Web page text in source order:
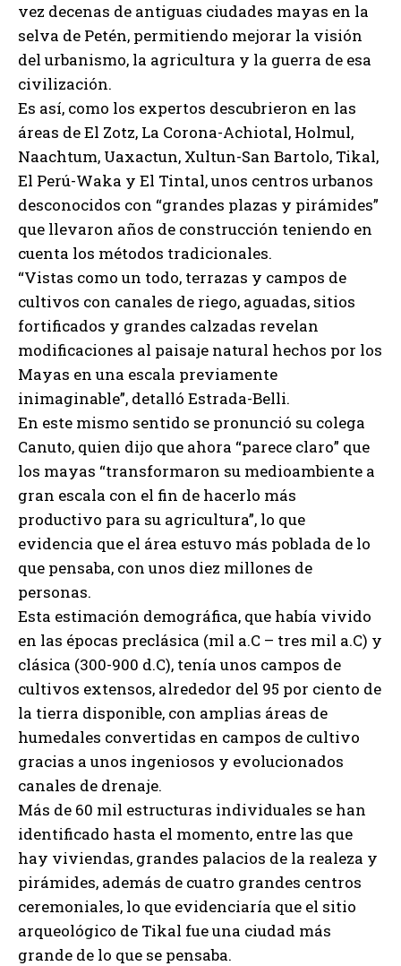
vez decenas de antiguas ciudades mayas en la
selva de Petén, permitiendo mejorar la visión
del urbanismo, la agricultura y la guerra de esa
civilización.
Es así, como los expertos descubrieron en las
áreas de El Zotz, La Corona-Achiotal, Holmul,
Naachtum, Uaxactun, Xultun-San Bartolo, Tikal,
El Perú-Waka y El Tintal, unos centros urbanos
desconocidos con “grandes plazas y pirámides”
que llevaron años de construcción teniendo en
cuenta los métodos tradicionales.
“Vistas como un todo, terrazas y campos de
cultivos con canales de riego, aguadas, sitios
fortificados y grandes calzadas revelan
modificaciones al paisaje natural hechos por los
Mayas en una escala previamente
inimaginable”, detalló Estrada-Belli.
En este mismo sentido se pronunció su colega
Canuto, quien dijo que ahora “parece claro” que
los mayas “transformaron su medioambiente a
gran escala con el fin de hacerlo más
productivo para su agricultura”, lo que
evidencia que el área estuvo más poblada de lo
que pensaba, con unos diez millones de
personas.
Esta estimación demográfica, que había vivido
en las épocas preclásica (mil a.C – tres mil a.C) y
clásica (300-900 d.C), tenía unos campos de
cultivos extensos, alrededor del 95 por ciento de
la tierra disponible, con amplias áreas de
humedales convertidas en campos de cultivo
gracias a unos ingeniosos y evolucionados
canales de drenaje.
Más de 60 mil estructuras individuales se han
identificado hasta el momento, entre las que
hay viviendas, grandes palacios de la realeza y
pirámides, además de cuatro grandes centros
ceremoniales, lo que evidenciaría que el sitio
arqueológico de Tikal fue una ciudad más
grande de lo que se pensaba.